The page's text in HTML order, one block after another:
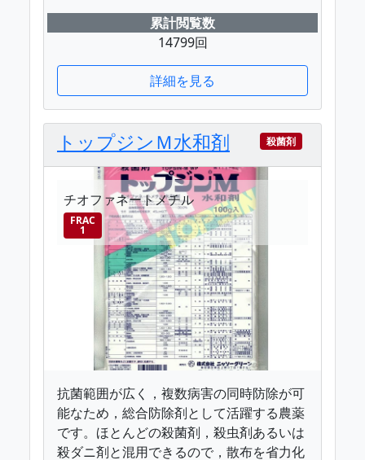
累計閲覧数
14799回
詳細を見る
トップジンＭ水和剤 殺菌剤
チオファネートメチル
FRAC
1
抗菌範囲が広く，複数病害の同時防除が可
能なため，総合防除剤として活躍する農薬
です。ほとんどの殺菌剤，殺虫剤あるいは
殺ダニ剤と混用できるので，散布を省力化